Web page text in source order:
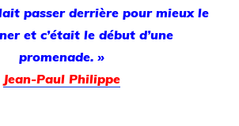
passer derrière pour mieux le
et c’était le début d’une
promenade. »
Jean-Paul Philippe